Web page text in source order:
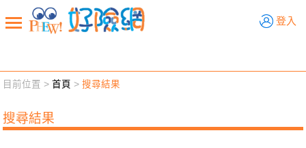
登入
新聞觀點 業務交流
退休先準備 好險學堂 輔銷工具 活動專區
目前位置 >首頁 >搜尋結果
搜尋結果